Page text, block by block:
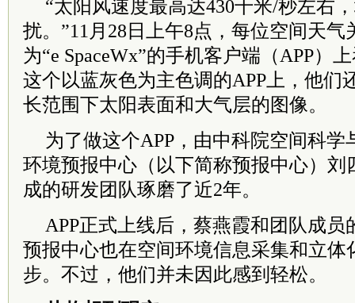
“太阳风速度最高达430千米/秒左右
扰。”11月28日上午8点，每位空间天
为“e SpaceWx”的手机客户端（APP）
这个以蓝灰色为主色调的APP上，他们
长范围下太阳表面和大气层的图像。
为了做这个APP，由中科院空间科
环境预报中心（以下简称预报中心）刘
成的研发团队琢磨了近2年。
APP正式上线后，蔡燕霞和团队成
预报中心也在空间环境信息采集和立体
步。不过，他们并未因此感到轻松。